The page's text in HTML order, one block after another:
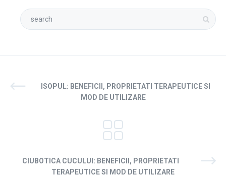
ISOPUL: BENEFICII, PROPRIETATI TERAPEUTICE SI
MOD DE UTILIZARE
CIUBOTICA CUCULUI: BENEFICII, PROPRIETATI
TERAPEUTICE SI MOD DE UTILIZARE